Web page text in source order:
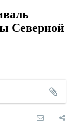
Северной